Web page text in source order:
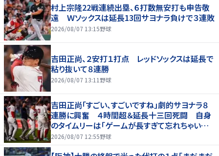
村上宗隆22戦連続出塁、６打数無安打も申告敬
遠 Ｗソックスは延長13回サヨナラ負けで３連敗
2026/08/07 13:15野球
吉田正尚、２安打１打点 レッドソックスは延長で
粘り抜いて８連勝
2026/08/07 13:11 野球
吉田正尚「すごい、すごいですね」劇的サヨナラ８
連勝に興奮 ４時間超＆延長十三回死闘 自身
のタイムリーは「ゲームが長すぎて忘れちゃいまし
た」
2026/08/07 12:55野球